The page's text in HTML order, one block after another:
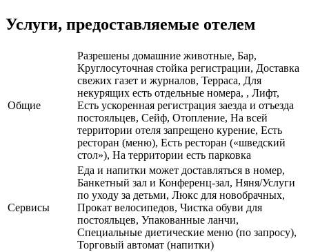
Услуги, предоставляемые отелем
Общие
Разрешены домашние животные, Бар,
Круглосуточная стойка регистрации, Доставка
свежих газет и журналов, Терраса, Для
некурящих есть отдельные номера, , Лифт,
Есть ускоренная регистрация заезда и отъезда
постояльцев, Сейф, Отопление, На всей
территории отеля запрещено курение, Есть
ресторан (меню), Есть ресторан («шведский
стол»), На территории есть парковка
Сервисы
Еда и напитки может доставляться в номер,
Банкетный зал и Конференц-зал, Няня/Услуги
по уходу за детьми, Люкс для новобрачных,
Прокат велосипедов, Чистка обуви для
постояльцев, Упакованные ланчи,
Специальные диетические меню (по запросу),
Торговый автомат (напитки)